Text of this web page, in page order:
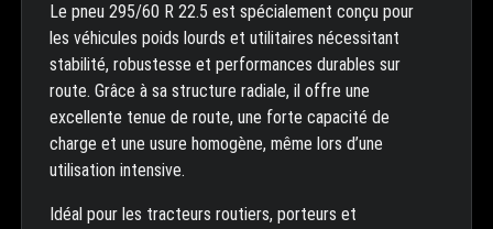
Le pneu 295/60 R 22.5 est spécialement conçu pour
les véhicules poids lourds et utilitaires nécessitant
stabilité, robustesse et performances durables sur
route. Grâce à sa structure radiale, il offre une
excellente tenue de route, une forte capacité de
charge et une usure homogène, même lors d’une
utilisation intensive.
Idéal pour les tracteurs routiers, porteurs et